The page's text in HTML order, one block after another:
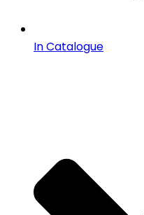
In Catalogue